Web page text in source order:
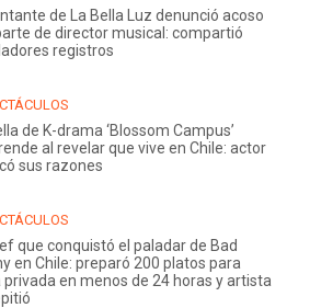
de La Bella Luz denunció acoso
de director musical: compartió
registros
de K-drama ‘Blossom Campus’
al revelar que vive en Chile: actor
sus razones
que conquistó el paladar de Bad
en Chile: preparó 200 platos para
privada en menos de 24 horas y artista